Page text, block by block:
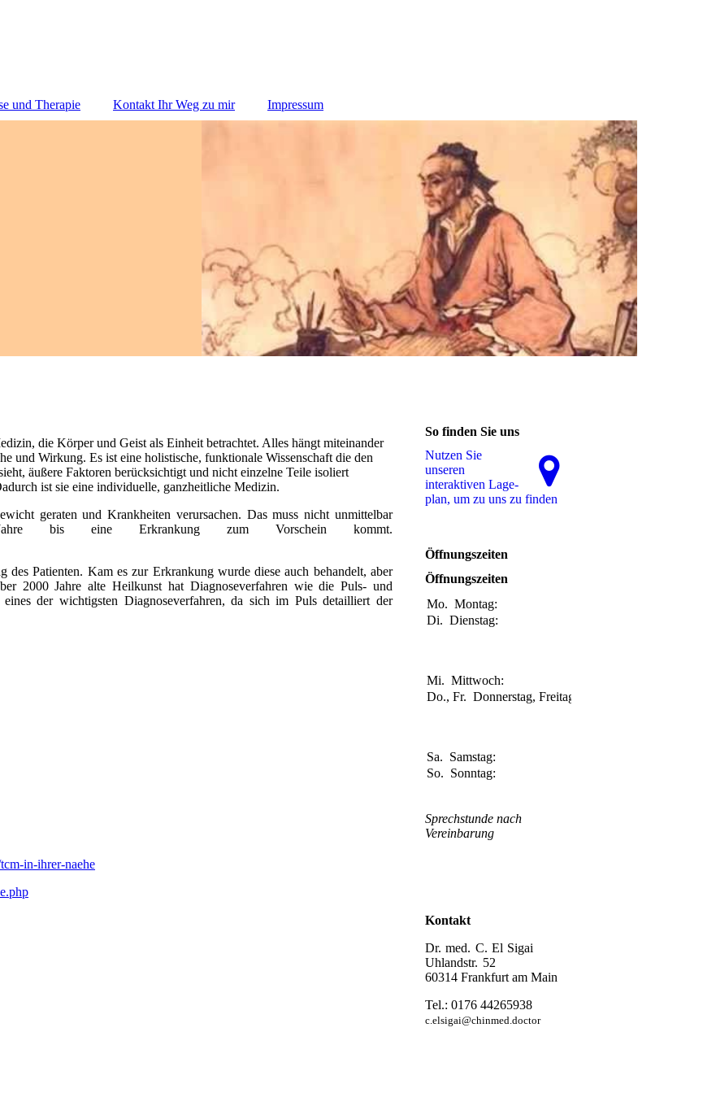
und Therapie Kontakt Ihr Weg zu mir Impressum
die Körper und Geist als Einheit betrachtet. Alles hängt miteinander
und Wirkung. Es ist eine holistische, funktionale Wissenschaft die den
äußere Faktoren berücksichtigt und nicht einzelne Teile isoliert
ist sie eine individuelle, ganzheitliche Medizin.
geraten und Krankheiten verursachen. Das muss nicht unmittelbar
bis eine Erkrankung zum Vorschein kommt.
des Patienten. Kam es zur Erkrankung wurde diese auch behandelt, aber
2000 Jahre alte Heilkunst hat Diagnoseverfahren wie die Puls- und
der wichtigsten Diagnoseverfahren, da sich im Puls detailliert der
in-ihrer-naehe
So finden Sie uns
Nutzen Sie
unseren
interaktiven La­ge­
plan, um zu uns zu finden
Öffnungszeiten
Öffnungszeiten
Mo. Montag:
Di. Dienstag:
Mi. Mittwoch:
Do., Fr. Donnerstag, Freitag:
Sa. Samstag:
So. Sonntag:
Sprechstunde nach
Vereinbarung
Kontakt
Dr. med. C. El Sigai
Uhlandstr. 52
60314 Frankfurt am Main
Tel.: 0176 44265938
c.elsigai@chinmed.doctor